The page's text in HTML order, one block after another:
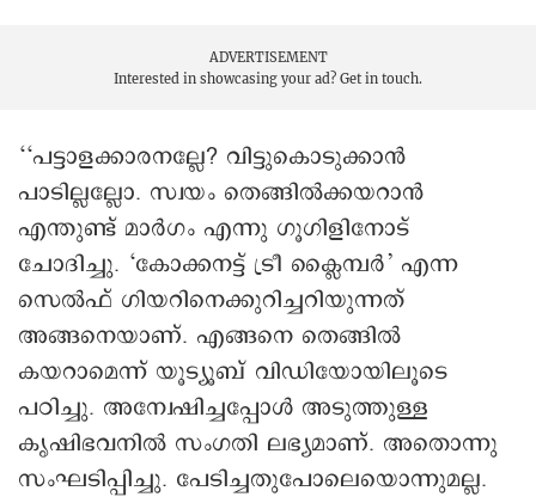
ADVERTISEMENT
Interested in showcasing your ad? Get in touch.
‘‘പട്ടാളക്കാരനല്ലേ? വിട്ടുകൊടുക്കാൻ
പാടില്ലല്ലോ. സ്വയം തെങ്ങിൽക്കയറാൻ
എന്തുണ്ട് മാർഗം എന്നു ഗൂഗിളിനോട്
ചോദിച്ചു. ‘കോക്കനട്ട് ട്രീ ക്ലൈമ്പർ’ എന്ന
സെൽഫ് ഗിയറിനെക്കുറിച്ചറിയുന്നത്
അങ്ങനെയാണ്. എങ്ങനെ തെങ്ങിൽ
കയറാമെന്ന് യൂട്യൂബ് വിഡിയോയിലൂടെ
പഠിച്ചു. അന്വേഷിച്ചപ്പോള്‍ അടുത്തുള്ള
കൃഷിഭവനിൽ സംഗതി ലഭ്യമാണ്. അതൊന്നു
സംഘടിപ്പിച്ചു. പേടിച്ചതുപോലെയൊന്നുമല്ല.